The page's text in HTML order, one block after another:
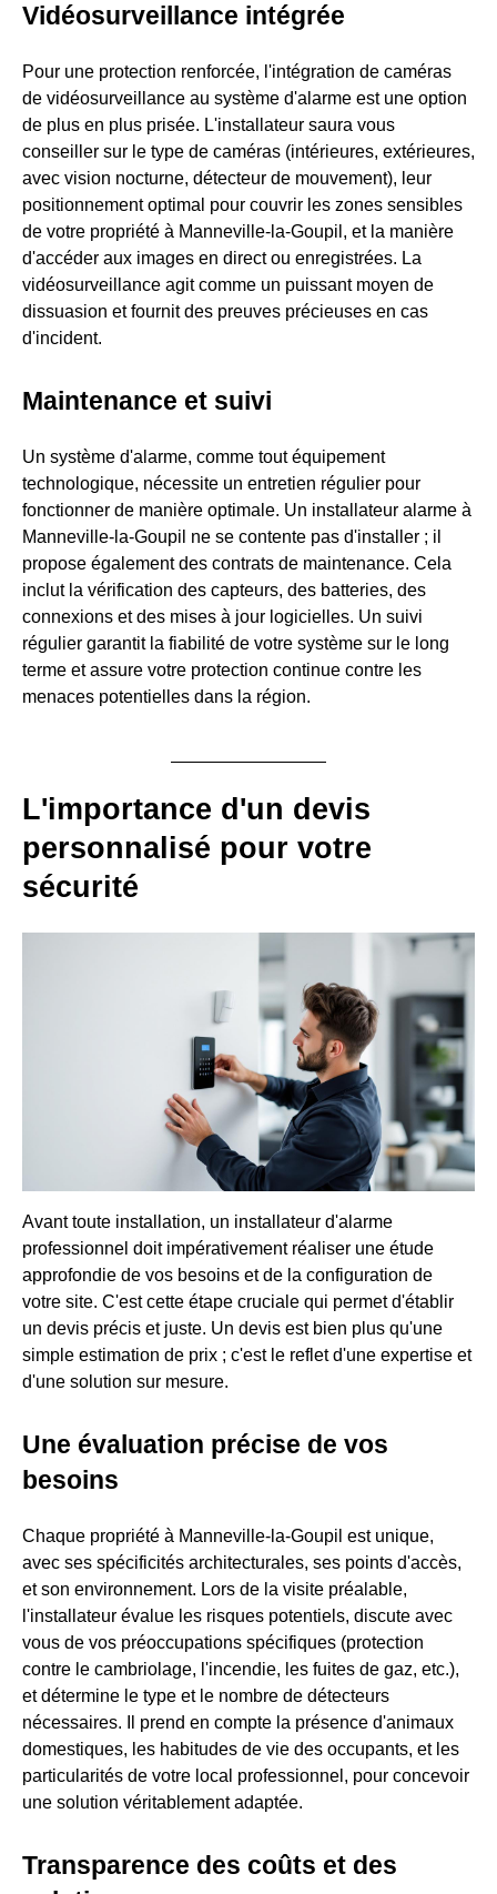
Vidéosurveillance intégrée
Pour une protection renforcée, l'intégration de caméras
de vidéosurveillance au système d'alarme est une option
de plus en plus prisée. L'installateur saura vous
conseiller sur le type de caméras (intérieures, extérieures,
avec vision nocturne, détecteur de mouvement), leur
positionnement optimal pour couvrir les zones sensibles
de votre propriété à Manneville-la-Goupil, et la manière
d'accéder aux images en direct ou enregistrées. La
vidéosurveillance agit comme un puissant moyen de
dissuasion et fournit des preuves précieuses en cas
d'incident.
Maintenance et suivi
Un système d'alarme, comme tout équipement
technologique, nécessite un entretien régulier pour
fonctionner de manière optimale. Un installateur alarme à
Manneville-la-Goupil ne se contente pas d'installer ; il
propose également des contrats de maintenance. Cela
inclut la vérification des capteurs, des batteries, des
connexions et des mises à jour logicielles. Un suivi
régulier garantit la fiabilité de votre système sur le long
terme et assure votre protection continue contre les
menaces potentielles dans la région.
L'importance d'un devis
personnalisé pour votre
sécurité
Avant toute installation, un installateur d'alarme
professionnel doit impérativement réaliser une étude
approfondie de vos besoins et de la configuration de
votre site. C'est cette étape cruciale qui permet d'établir
un devis précis et juste. Un devis est bien plus qu'une
simple estimation de prix ; c'est le reflet d'une expertise et
d'une solution sur mesure.
Une évaluation précise de vos
besoins
Chaque propriété à Manneville-la-Goupil est unique,
avec ses spécificités architecturales, ses points d'accès,
et son environnement. Lors de la visite préalable,
l'installateur évalue les risques potentiels, discute avec
vous de vos préoccupations spécifiques (protection
contre le cambriolage, l'incendie, les fuites de gaz, etc.),
et détermine le type et le nombre de détecteurs
nécessaires. Il prend en compte la présence d'animaux
domestiques, les habitudes de vie des occupants, et les
particularités de votre local professionnel, pour concevoir
une solution véritablement adaptée.
Transparence des coûts et des